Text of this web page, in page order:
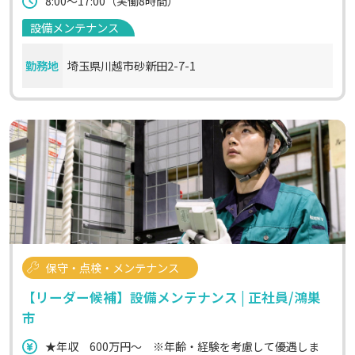
設備メンテナンス
勤務地 埼玉県川越市砂新田2-7-1
保守・点検・メンテナンス
【リーダー候補】設備メンテナンス | 正社員/鴻巣
市
★年収 600万円〜 ※年齢・経験を考慮して優遇しま